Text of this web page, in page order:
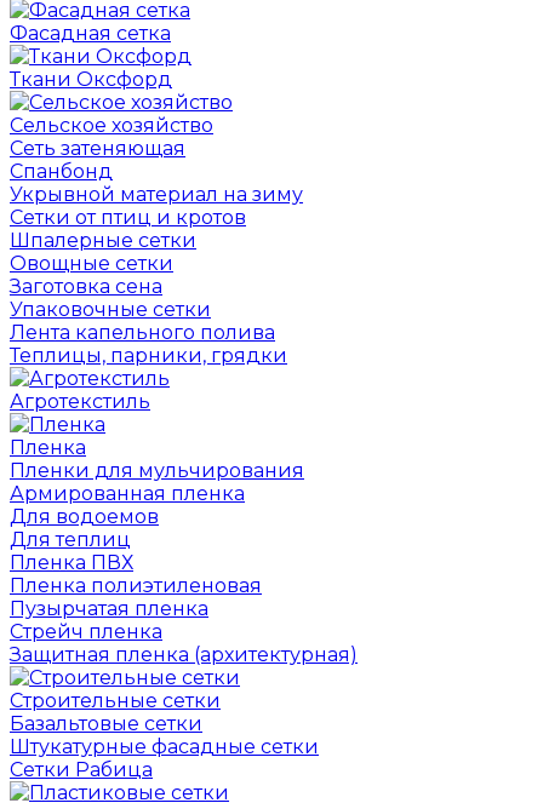
Фасадная сетка
Ткани Оксфорд
Сельское хозяйство
Сеть затеняющая
Спанбонд
Укрывной материал на зиму
Сетки от птиц и кротов
Шпалерные сетки
Овощные сетки
Заготовка сена
Упаковочные сетки
Лента капельного полива
Теплицы, парники, грядки
Агротекстиль
Пленка
Пленки для мульчирования
Армированная пленка
Для водоемов
Для теплиц
Пленка ПВХ
Пленка полиэтиленовая
Пузырчатая пленка
Cтрейч пленка
Защитная пленка (архитектурная)
Строительные сетки
Базальтовые сетки
Штукатурные фасадные сетки
Сетки Рабица